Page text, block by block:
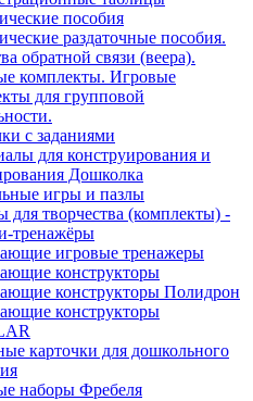
пособия
раздаточные пособия.
обратной связи (веера).
комплекты. Игровые
для групповой
с заданиями
для конструирования и
Дошколка
игры и пазлы
для творчества (комплекты) -
тренажёры
игровые тренажеры
конструкторы
конструкторы Полидрон
конструкторы
карточки для дошкольного
наборы Фребеля